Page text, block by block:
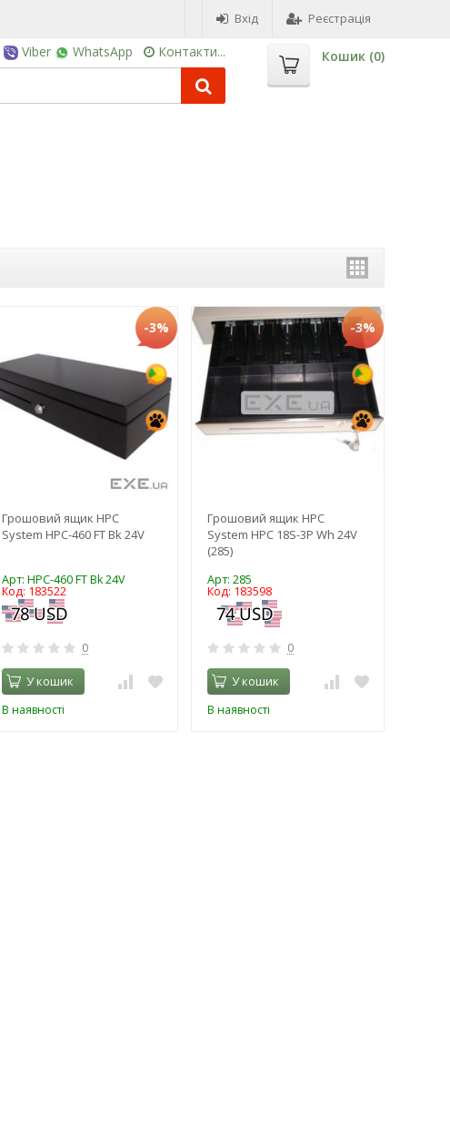
Вхід Реєстрація
Viber WhatsApp Контакти... Кошик (0)
-3%
Грошовий ящик HPC
System HPC-460 FT Bk 24V
Арт: HPC-460 FT Bk 24V
Код: 183522
0
У кошик
В наявності
-3%
Грошовий ящик HPC
System HPC 18S-3P Wh 24V
(285)
Арт: 285
Код: 183598
0
У кошик
В наявності